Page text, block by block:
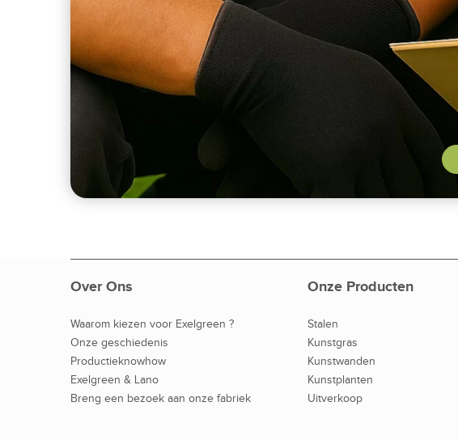
Over Ons
Waarom kiezen voor Exelgreen ?
Onze geschiedenis
Productieknowhow
Exelgreen & Lano
Breng een bezoek aan onze fabriek
Onze Producten
Stalen
Kunstgras
Kunstwanden
Kunstplanten
Uitverkoop